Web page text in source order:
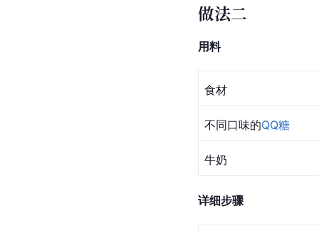
做法二
用料
食材
不同口味的QQ糖
牛奶
详细步骤